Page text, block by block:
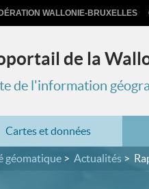
WALLONIE-BRUXELLES
de la
de l'information
Cartes et données
géomatique Actualités